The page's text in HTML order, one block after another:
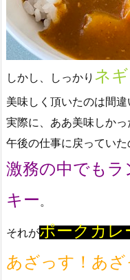
しかし、しっかり ネギ
美味しく頂いたのは間違
実際に、ああ美味しかっ
午後の仕事に戻っていた
激務の中でも
キー 。
それがポークカレ
あざっす！あざ